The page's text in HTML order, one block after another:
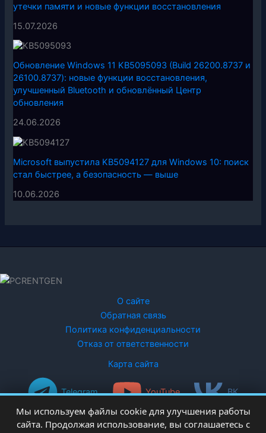
утечки памяти и новые функции восстановления
15.07.2026
Обновление Windows 11 KB5095093 (Build 26200.8737 и
26100.8737): новые функции восстановления,
улучшенный Bluetooth и обновлённый Центр
обновления
24.06.2026
Microsoft выпустила KB5094127 для Windows 10: поиск
стал быстрее, а безопасность — выше
10.06.2026
О сайте
Обратная связь
Политика конфиденциальности
Отказ от ответственности
Карта сайта
Telegram YouTube ВК
Мы используем файлы cookie для улучшения работы
сайта. Продолжая использование, вы соглашаетесь с